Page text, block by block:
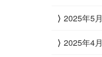
2025年5月
2025年4月